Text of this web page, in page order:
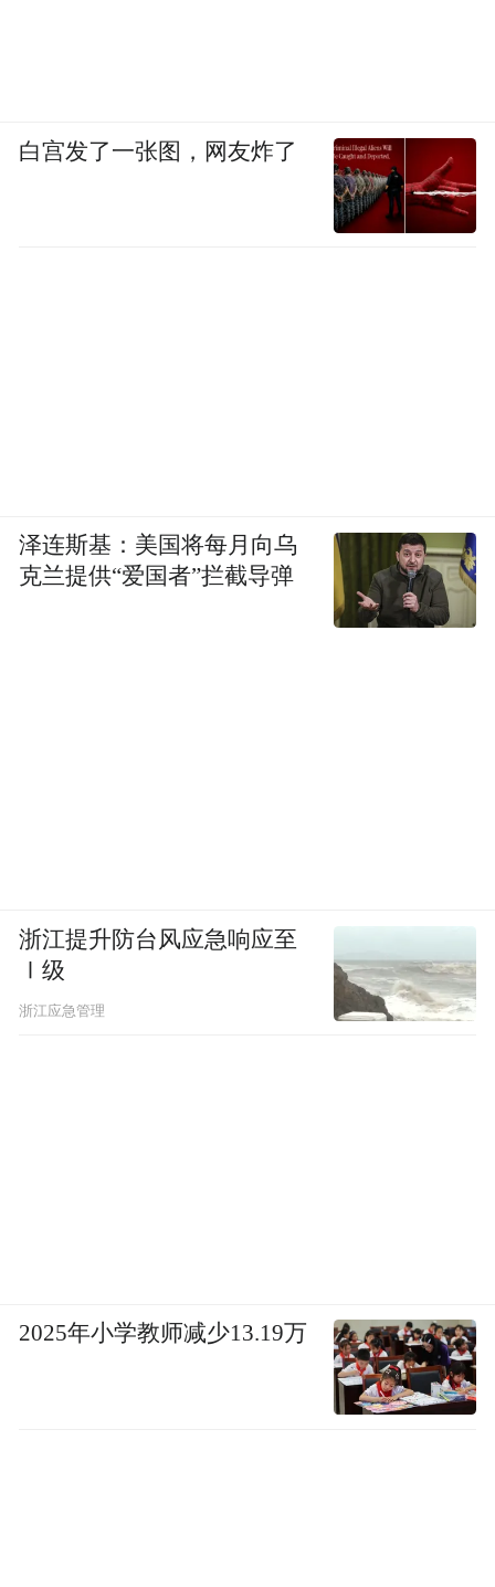
白宫发了一张图，网友炸了
泽连斯基：美国将每月向乌
克兰提供“爱国者”拦截导弹
浙江提升防台风应急响应至
Ⅰ级
浙江应急管理
2025年小学教师减少13.19万